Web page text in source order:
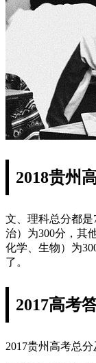
2018贵州
文、理科总分都
治）为300分，其
化学、生物）为
了。
2017高考
2017贵州高考总